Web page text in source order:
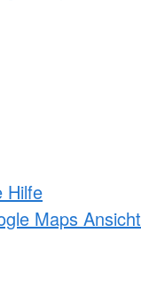
Hilfe
Maps Ansicht